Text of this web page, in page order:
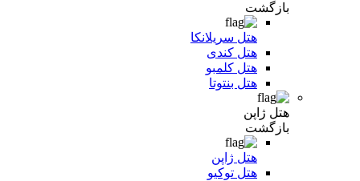
بازگشت
هتل سریلانکا
هتل کندی
هتل کلمبو
هتل بنتوتا
هتل ژاپن
بازگشت
هتل ژاپن
هتل توکیو